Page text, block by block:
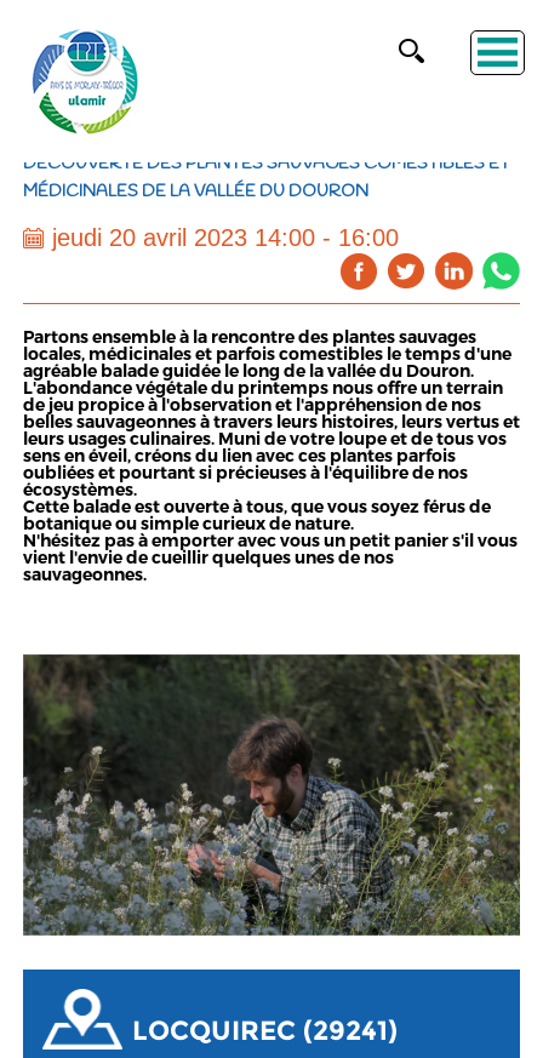
DÉCOUVERTE DES PLANTES SAUVAGES COMESTIBLES ET
MÉDICINALES DE LA VALLÉE DU DOURON
jeudi 20 avril 2023 14:00 - 16:00
Partons ensemble à la rencontre des plantes sauvages
locales, médicinales et parfois comestibles le temps d'une
agréable balade guidée le long de la vallée du Douron.
L'abondance végétale du printemps nous offre un terrain
de jeu propice à l'observation et l'appréhension de nos
belles sauvageonnes à travers leurs histoires, leurs vertus et
leurs usages culinaires. Muni de votre loupe et de tous vos
sens en éveil, créons du lien avec ces plantes parfois
oubliées et pourtant si précieuses à l'équilibre de nos
écosystèmes.
Cette balade est ouverte à tous, que vous soyez férus de
botanique ou simple curieux de nature.
N'hésitez pas à emporter avec vous un petit panier s'il vous
vient l'envie de cueillir quelques unes de nos
sauvageonnes.
LOCQUIREC (29241)